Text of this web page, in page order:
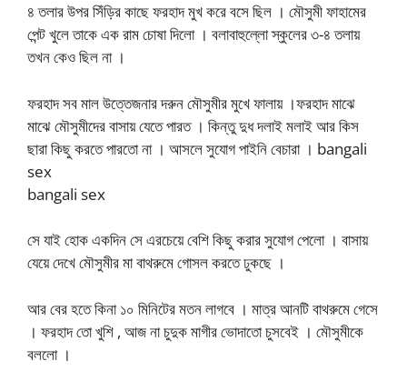
৪ তলার উপর সিঁড়ির কাছে ফরহাদ মুখ করে বসে ছিল । মৌসুমী ফাহামের
পেন্ট খুলে তাকে এক রাম চোষা দিলো । বলাবাহুল্লো স্কুলের ৩-৪ তলায়
তখন কেও ছিল না ।
ফরহাদ সব মাল উত্তেজনার দরুন মৌসুমীর মুখে ফালায় ।ফরহাদ মাঝে
মাঝে মৌসুমীদের বাসায় যেতে পারত । কিন্তু দুধ দলাই মলাই আর কিস
ছারা কিছু করতে পারতো না । আসলে সুযোগ পাইনি বেচারা । bangali
sex
bangali sex
সে যাই হোক একদিন সে এরচেয়ে বেশি কিছু করার সুযোগ পেলো । বাসায়
যেয়ে দেখে মৌসুমীর মা বাথরুমে গোসল করতে ঢুকছে ।
আর বের হতে কিনা ১০ মিনিটের মতন লাগবে । মাত্র আনটি বাথরুমে গেসে
। ফরহাদ তো খুশি , আজ না চুদুক মাগীর ভোদাতো চুসবেই । মৌসুমীকে
বললো ।